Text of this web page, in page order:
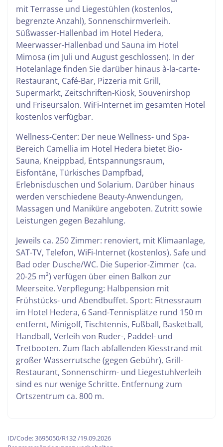
mit Terrasse und Liegestühlen (kostenlos,
begrenzte Anzahl), Sonnenschirmverleih.
Süßwasser-Hallenbad im Hotel Hedera,
Meerwasser-Hallenbad und Sauna im Hotel
Mimosa (im Juli und August geschlossen). In der
Hotelanlage finden Sie darüber hinaus à-la-carte-
Restaurant, Café-Bar, Pizzeria mit Grill,
Supermarkt, Zeitschriften-Kiosk, Souvenirshop
und Friseursalon. WiFi-Internet im gesamten Hotel
kostenlos verfügbar.
Wellness-Center: Der neue Wellness- und Spa-
Bereich Camellia im Hotel Hedera bietet Bio-
Sauna, Kneippbad, Entspannungsraum,
Eisfontäne, Türkisches Dampfbad,
Erlebnisduschen und Solarium. Darüber hinaus
werden verschiedene Beauty-Anwendungen,
Massagen und Maniküre angeboten. Zutritt sowie
Leistungen gegen Bezahlung.
Jeweils ca. 250 Zimmer: renoviert, mit Klimaanlage,
SAT-TV, Telefon, WiFi-Internet (kostenlos), Safe und
Bad oder Dusche/WC. Die Superior-Zimmer (ca.
20-25 m²) verfügen über einen Balkon zur
Meerseite. Verpflegung: Halbpension mit
Frühstücks- und Abendbuffet. Sport: Fitnessraum
im Hotel Hedera, 6 Sand-Tennisplätze rund 150 m
entfernt, Minigolf, Tischtennis, Fußball, Basketball,
Handball, Verleih von Ruder-, Paddel- und
Tretbooten. Zum flach abfallenden Kiesstrand mit
großer Wasserrutsche (gegen Gebühr), Grill-
Restaurant, Sonnenschirm- und Liegestuhlverleih
sind es nur wenige Schritte. Entfernung zum
Ortszentrum ca. 800 m.
ID/Code: 3695050/R132 /19.09.2026